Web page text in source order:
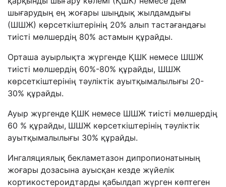
шығарудың ең жоғары шыңдық жылдамдығы
(ШШЖ) көрсеткіштерінің 20% алып тастағандағы
тиісті мөлшердің 80% астамын құрайды.
Орташа ауырлықта жүргенде ҚШК немесе ШШЖ
тиісті мөлшердің 60%-80% құрайды, ШШЖ
көрсеткіштерінің тәуліктік ауытқымалылығы 20-
30% құрайды.
Ауыр жүргенде ҚШК немесе ШШЖ тиісті мөлшердің
60 % құрайды, ШШЖ көрсеткіштерінің тәуліктік
ауытқымалылығы 30% құрайды.
Ингаляциялық бекламетазон дипропионатының
жоғары дозасына ауысқан кезде жүйелік
кортикостероидтарды қабылдап жүрген көптеген